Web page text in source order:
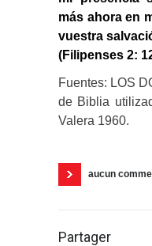
más ahora en
vuestra
(Filipenses 2:
Fuentes: LOS
de Biblia
Valera 1960.
aucun
Partager